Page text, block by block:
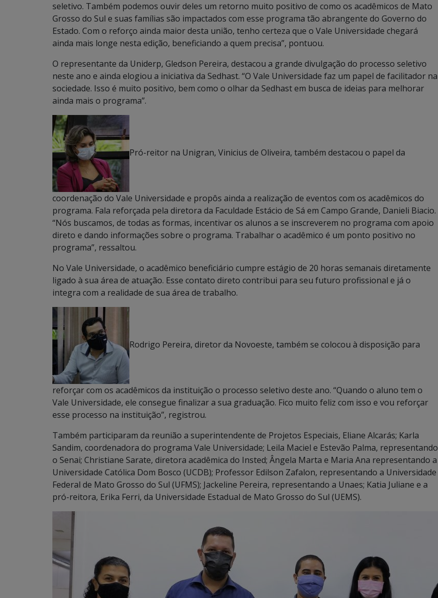
seletivo. Também podemos ouvir deles um retorno muito positivo de como os acadêmicos de Mato
Grosso do Sul e suas famílias são impactados com esse programa tão abrangente do Governo do
Estado. Com o reforço ainda maior desta união, tenho certeza que o Vale Universidade chegará
ainda mais longe nesta edição, beneficiando a quem precisa”, pontuou.
O representante da Uniderp, Gledson Pereira, destacou a grande divulgação do processo seletivo
neste ano e ainda elogiou a iniciativa da Sedhast. “O Vale Universidade faz um papel de facilitador na
sociedade. Isso é muito positivo, bem como o olhar da Sedhast em busca de ideias para melhorar
ainda mais o programa”.
Pró-reitor na Unigran, Vinicius de Oliveira, também destacou o papel da
coordenação do Vale Universidade e propôs ainda a realização de eventos com os acadêmicos do
programa. Fala reforçada pela diretora da Faculdade Estácio de Sá em Campo Grande, Danieli Biacio.
“Nós buscamos, de todas as formas, incentivar os alunos a se inscreverem no programa com apoio
direto e dando informações sobre o programa. Trabalhar o acadêmico é um ponto positivo no
programa”, ressaltou.
No Vale Universidade, o acadêmico beneficiário cumpre estágio de 20 horas semanais diretamente
ligado à sua área de atuação. Esse contato direto contribui para seu futuro profissional e já o
integra com a realidade de sua área de trabalho.
Rodrigo Pereira, diretor da Novoeste, também se colocou à disposição para
reforçar com os acadêmicos da instituição o processo seletivo deste ano. “Quando o aluno tem o
Vale Universidade, ele consegue finalizar a sua graduação. Fico muito feliz com isso e vou reforçar
esse processo na instituição”, registrou.
Também participaram da reunião a superintendente de Projetos Especiais, Eliane Alcarás; Karla
Sandim, coordenadora do programa Vale Universidade; Leila Maciel e Estevão Palma, representando
o Senai; Christiane Sarate, diretora acadêmica do Insted; Ângela Marta e Maria Ana representando a
Universidade Católica Dom Bosco (UCDB); Professor Edilson Zafalon, representando a Universidade
Federal de Mato Grosso do Sul (UFMS); Jackeline Pereira, representando a Unaes; Katia Juliane e a
pró-reitora, Erika Ferri, da Universidade Estadual de Mato Grosso do Sul (UEMS).